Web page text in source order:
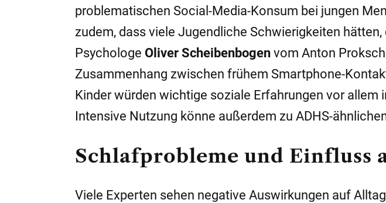
problematischen Social-Media-Konsum bei jungen
zudem, dass viele Jugendliche Schwierigkeiten
Psychologe Oliver Scheibenbogen vom Anton
Zusammenhang zwischen frühem Smartphone-
Kinder würden wichtige soziale Erfahrungen vor allem
Intensive Nutzung könne außerdem zu ADHS-
Schlafprobleme und Einfluss
Viele Experten sehen negative Auswirkungen auf